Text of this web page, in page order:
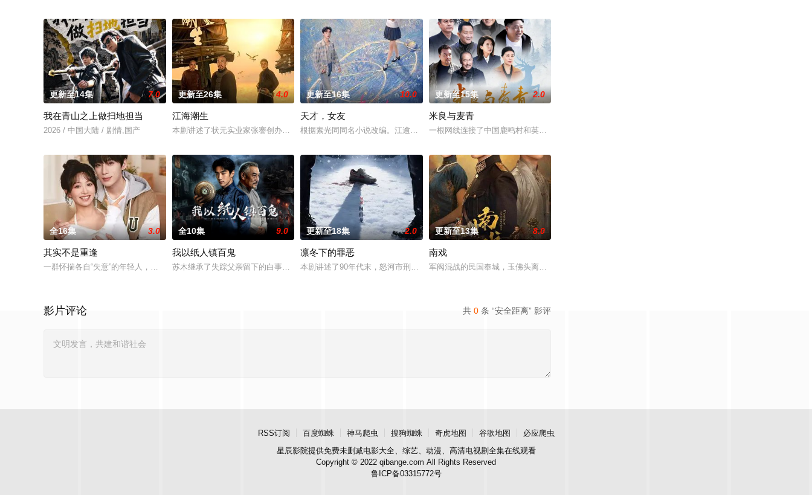
更新至14集 7.0
我在青山之上做扫地担当
2026 / 中国大陆 / 剧情,国产
更新至26集 4.0
江海潮生
本剧讲述了状元实业家张謇创办大生企业，实业报国的故事。甲午战争后，国家蒙羞，张謇虽高中状元，却渴望寻求强国之路。他毅然弃政从商，殚精竭虑，创
更新至16集 10.0
天才，女友
根据素光同同名小说改编。江逾白长大以后，林知夏忽然对他说：“江逾白，我喜欢你，哲学和生物学意义上的喜欢。”那个夜晚，他脸颊微热，还听
更新至15集 2.0
米良与麦青
一根网线连接了中国鹿鸣村和英国牛津，麦香通过视频向米良宣告：婚不结了。鹿鸣村开了锅，村民大骂麦香
全16集 3.0
其实不是重逢
一群怀揣各自“失意”的年轻人，在沿海小城南安相遇相知，他们决心各展所长创办旅行社。他们以当地的特色人文与美食为引，用真诚与创意打动游客。尽管
全10集 9.0
我以纸人镇百鬼
苏木继承了失踪父亲留下的白事馆，本想低调扎纸维生，却因一具流血的新娘纸人卷入了一场跨越十年的惊天阴谋。这纸人身上，竟贴着父亲消失前的绝命符箓
更新至18集 2.0
凛冬下的罪恶
本剧讲述了90年代末，怒河市刑侦支队在无普及监控、无DNA鉴定技术的支持下，通过摸排、勘查等传统刑侦手段，接连破获数起重案要案的艰难
更新至13集 8.0
南戏
军阀混战的民国奉城，玉佛头离奇失窃，戏班主横尸戏台，将冷血少帅许又安与昆曲名伶荣筱楠推向不死不休
共 0 条 “安全距离” 影评
影片评论
RSS订阅 百度蜘蛛 神马爬虫 搜狗蜘蛛 奇虎地图 谷歌地图
必应爬虫
星辰影院提供免费未删减电影大全、综艺、动漫、高清电视剧全集在线观看
Copyright © 2022 qibange.com All Rights Reserved
鲁ICP备03315772号